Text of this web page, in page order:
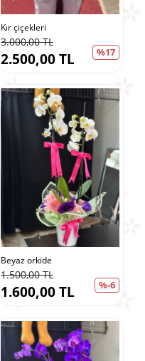
Kır çiçekleri
3.000,00 TL
%17
2.500,00 TL
Beyaz orkide
1.500,00 TL
%-6
1.600,00 TL